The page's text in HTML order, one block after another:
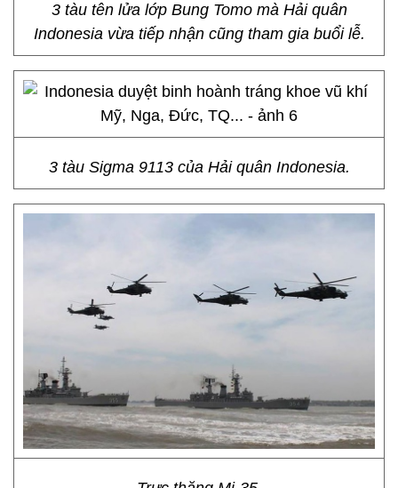
3 tàu tên lửa lớp Bung Tomo mà Hải quân
Indonesia vừa tiếp nhận cũng tham gia buổi lễ.
3 tàu Sigma 9113 của Hải quân Indonesia.